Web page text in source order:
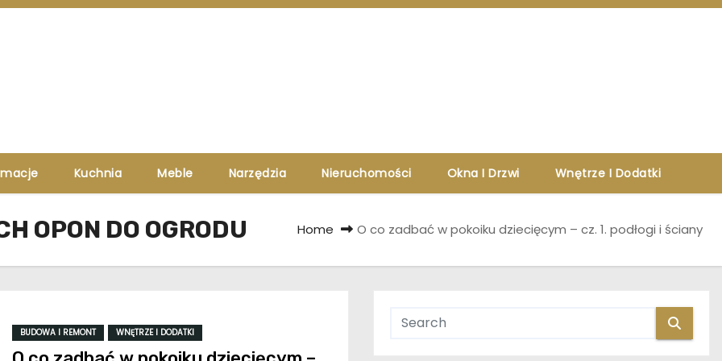
Kuchnia Meble Narzędzia Nieruchomości Okna I Drzwi Wnętrze I Dodatki
OPON DO OGRODU Home O co zadbać w pokoiku dziecięcym – cz. 1. podłogi i ściany
BUDOWA I REMONT WNĘTRZE I DODATKI